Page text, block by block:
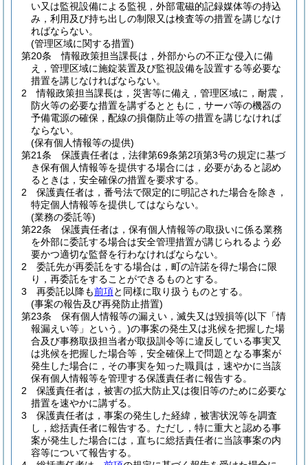
い又は監視設備による監視，外部電磁的記録媒体等の持込
み，利用及び持ち出しの制限又は検査等の措置を講じなけ
ればならない。
(管理区域に関する措置)
第20条
情報政策担当課長は，外部からの不正な侵入に備
え，管理区域に施錠装置及び監視設備を設置する等必要な
措置を講じなければならない。
2
情報政策担当課長は，災害等に備え，管理区域に，耐震，
防火等の必要な措置を講ずるとともに，サーバ等の機器の
予備電源の確保，配線の損傷防止等の措置を講じなければ
ならない。
(保有個人情報等の提供)
第21条
保護責任者は，法律第69条第2項第3号の規定に基づ
き保有個人情報等を提供する場合には，必要があると認め
るときは，安全確保の措置を要求する。
2
保護責任者は，番号法で限定的に明記された場合を除き，
特定個人情報等を提供してはならない。
(業務の委託等)
第22条
保護責任者は，保有個人情報等の取扱いに係る業務
を外部に委託する場合は安全管理措置が講じられるよう必
要かつ適切な監督を行わなければならない。
2
委託先が再委託をする場合は，町の許諾を得た場合に限
り，再委託をすることができるものとする。
3
再委託以降も前項と同様に取り扱うものとする。
(事案の報告及び再発防止措置)
第23条
保有個人情報等の漏えい，滅失又は毀損等(以下「情
報漏えい等」という。)の事案の発生又は兆候を把握した場
合及び事務取扱担当者が取扱訓令等に違反している事実又
は兆候を把握した場合等，安全確保上で問題となる事案が
発生した場合に，その事実を知った職員は，速やかに当該
保有個人情報等を管理する保護責任者に報告する。
2
保護責任者は，被害の拡大防止又は復旧等のために必要な
措置を速やかに講ずる。
3
保護責任者は，事案の発生した経緯，被害状況等を調査
し，総括責任者に報告する。 ただし，特に重大と認める事
案が発生した場合には，直ちに総括責任者に当該事案の内
容等について報告する。